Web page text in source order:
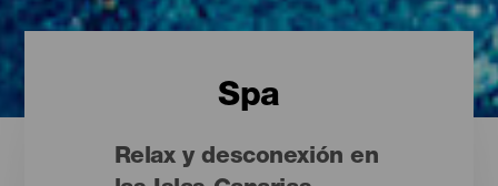
Spa
Relax y desconexión en